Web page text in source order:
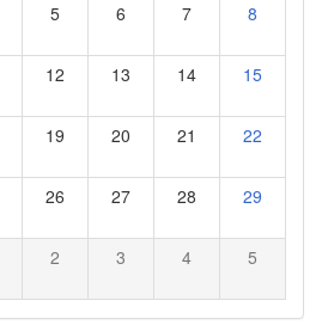
5 6 7 8
12 13 14 15
19 20 21 22
26 27 28 29
2 3 4 5